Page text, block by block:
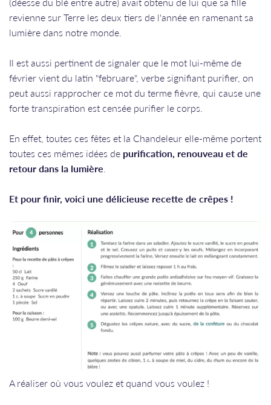
revienne sur Terre les deux tiers de l'année en ramenant sa
lumière dans notre monde.
Il est aussi pertinent de signaler que le mot lui-même de
février vient du latin "februare", verbe signifiant purifier, on
peut aussi rapprocher ce mot du terme fièvre, qui cause une
forte transpiration est censée purifier le corps.
En effet, toutes ces fêtes et la Chandeleur elle-même portent
toutes ces mêmes idées de purification, renouveau et de
retour dans la lumière.
Et pour finir, voici une délicieuse recette de crêpes !
A réaliser où vous voulez et quand vous voulez !